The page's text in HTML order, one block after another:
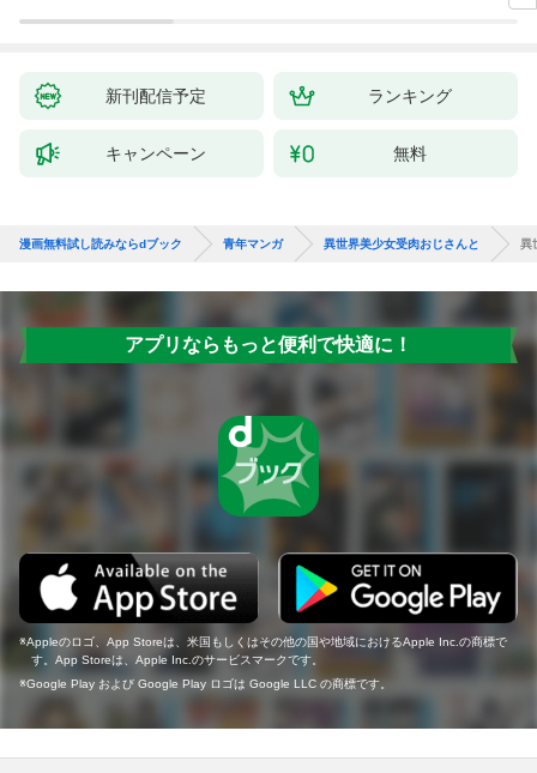
新刊配信予定 ランキング
キャンペーン 無料
漫画無料試し読みならdブック 青年マンガ 異世界美少女受肉おじさんと 異
アプリならもっと便利で快適に！
Appleのロゴ、App Storeは、米国もしくはその他の国や地域におけるApple Inc.の商標で
す。App Storeは、Apple Inc.のサービスマークです。
Google Play および Google Play ロゴは Google LLC の商標です。